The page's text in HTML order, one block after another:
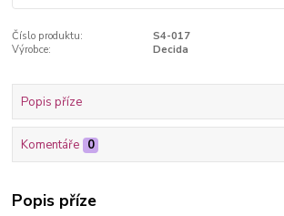
Číslo produktu:
S4-017
Výrobce:
Decida
Popis příze
Komentáře 0
Popis příze